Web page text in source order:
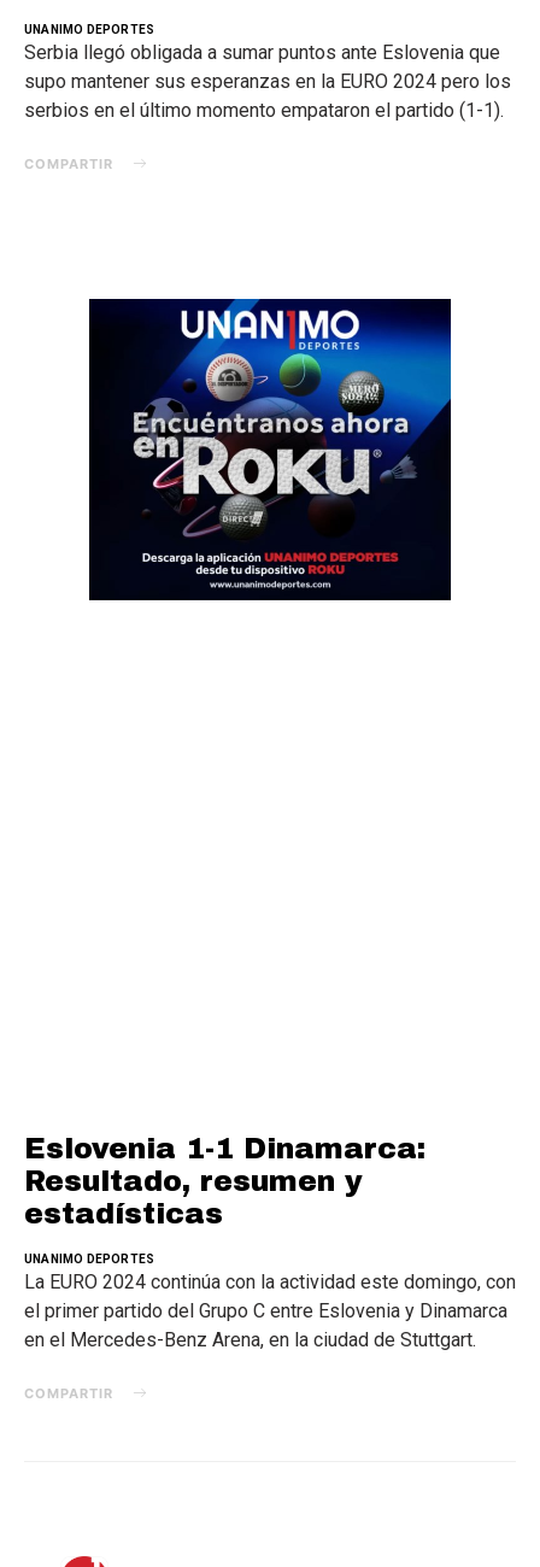
UNANIMO DEPORTES
Serbia llegó obligada a sumar puntos ante Eslovenia que
supo mantener sus esperanzas en la EURO 2024 pero los
serbios en el último momento empataron el partido (1-1).
COMPARTIR
Eslovenia 1-1 Dinamarca:
Resultado, resumen y
estadísticas
UNANIMO DEPORTES
La EURO 2024 continúa con la actividad este domingo, con
el primer partido del Grupo C entre Eslovenia y Dinamarca
en el Mercedes-Benz Arena, en la ciudad de Stuttgart.
COMPARTIR